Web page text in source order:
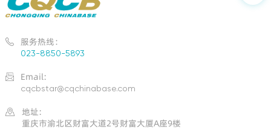
 服务热线：
023-8850-5893
 Email:
cqcbstar@cqchinabase.com

地址:
重庆市渝北区财富大道2号财富大厦A座9楼